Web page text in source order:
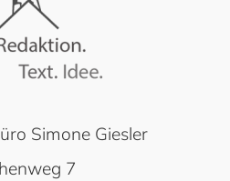
Simone Giesler
7